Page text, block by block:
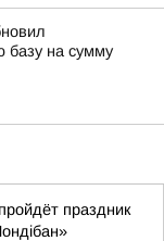
базу на сумму
праздник